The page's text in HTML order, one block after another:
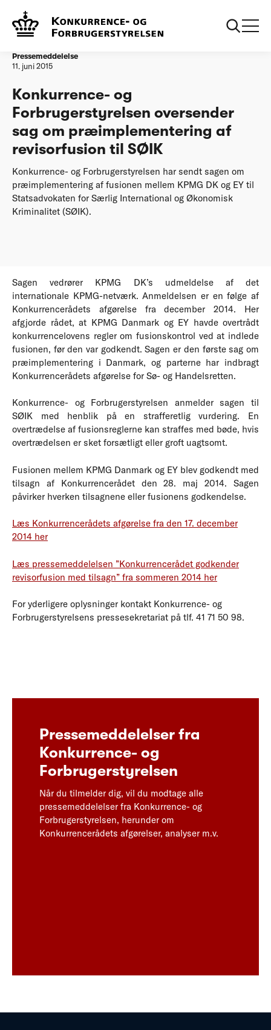
Forside
præimplementering af revisorfusion til SØIK
Pressemeddelelse
11. juni 2015
Konkurrence- og
Forbrugerstyrelsen oversender
sag om præimplementering af
revisorfusion til SØIK
Konkurrence- og Forbrugerstyrelsen har sendt sagen om
præimplementering af fusionen mellem KPMG DK og EY til
Statsadvokaten for Særlig International og Økonomisk
Kriminalitet (SØIK).
Sagen vedrører KPMG DK’s udmeldelse af det
internationale KPMG-netværk. Anmeldelsen er en følge af
Konkurrencerådets afgørelse fra december 2014. Her
afgjorde rådet, at KPMG Danmark og EY havde overtrådt
konkurrencelovens regler om fusionskontrol ved at indlede
fusionen, før den var godkendt. Sagen er den første sag om
præimplementering i Danmark, og parterne har indbragt
Konkurrencerådets afgørelse for Sø- og Handelsretten.
Konkurrence- og Forbrugerstyrelsen anmelder sagen til
SØIK med henblik på en strafferetlig vurdering. En
overtrædelse af fusionsreglerne kan straffes med bøde, hvis
overtrædelsen er sket forsætligt eller groft uagtsomt.
Fusionen mellem KPMG Danmark og EY blev godkendt med
tilsagn af Konkurrencerådet den 28. maj 2014. Sagen
påvirker hverken tilsagnene eller fusionens godkendelse.
Læs Konkurrencerådets afgørelse fra den 17. december
2014 her
Læs pressemeddelelsen ”Konkurrencerådet godkender
revisorfusion med tilsagn” fra sommeren 2014 her
For yderligere oplysninger kontakt Konkurrence- og
Forbrugerstyrelsens pressesekretariat på tlf. 41 71 50 98.
Pressemeddelelser fra
Konkurrence- og
Forbrugerstyrelsen
Når du tilmelder dig, vil du modtage alle
pressemeddelelser fra Konkurrence- og
Forbrugerstyrelsen, herunder om
Konkurrencerådets afgørelser, analyser m.v.